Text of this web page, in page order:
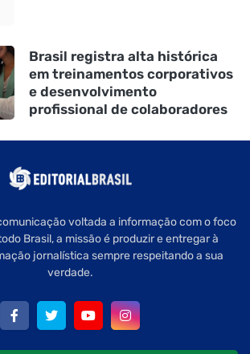
Brasil registra alta histórica
em treinamentos corporativos
e desenvolvimento
profissional de colaboradores
voltada a informação com o foco
Brasil, a missão é produzir e entregar à
jornalística sempre respeitando a sua
verdade.